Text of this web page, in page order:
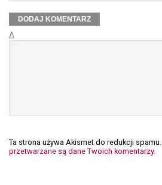
Δ
Ta strona używa Akismet do redukcji spamu.
przetwarzane są dane Twoich komentarzy.